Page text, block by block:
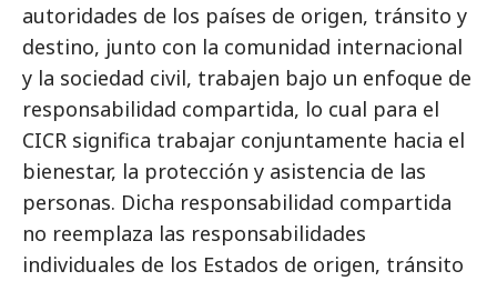
autoridades de los países de origen, tránsito y
destino, junto con la comunidad internacional
y la sociedad civil, trabajen bajo un enfoque de
responsabilidad compartida, lo cual para el
CICR significa trabajar conjuntamente hacia el
bienestar, la protección y asistencia de las
personas. Dicha responsabilidad compartida
no reemplaza las responsabilidades
individuales de los Estados de origen, tránsito